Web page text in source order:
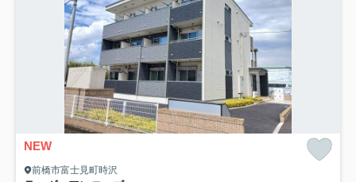
NEW
前橋市富士見町時沢